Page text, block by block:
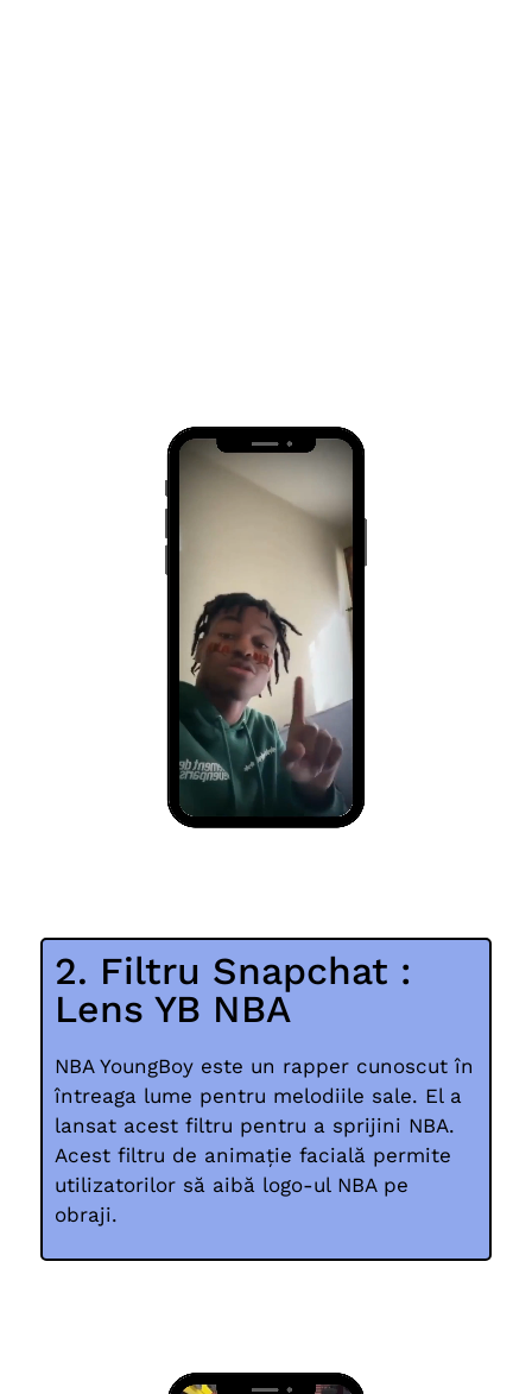
2. Filtru Snapchat :
Lens YB NBA
NBA YoungBoy este un rapper cunoscut în
întreaga lume pentru melodiile sale. El a
lansat acest filtru pentru a sprijini NBA.
Acest filtru de animație facială permite
utilizatorilor să aibă logo-ul NBA pe
obraji.